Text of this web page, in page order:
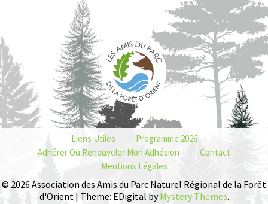
Liens Utiles
Programme 2026
Adhérer Ou Renouveler Mon Adhésion
Contact
Mentions Légales
© 2026 Association des Amis du Parc Naturel Régional de la Forêt
d'Orient | Theme: EDigital byMystery Themes.